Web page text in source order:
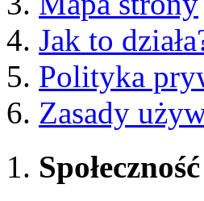
Jak to
Polityka
Zasady
Społeczność